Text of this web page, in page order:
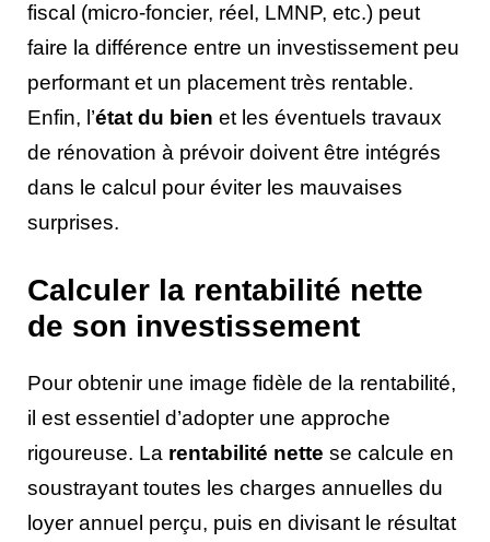
fiscal (micro-foncier, réel, LMNP, etc.) peut
faire la différence entre un investissement peu
performant et un placement très rentable.
Enfin, l’état du bien et les éventuels travaux
de rénovation à prévoir doivent être intégrés
dans le calcul pour éviter les mauvaises
surprises.
Calculer la rentabilité nette
de son investissement
Pour obtenir une image fidèle de la rentabilité,
il est essentiel d’adopter une approche
rigoureuse. La rentabilité nette se calcule en
soustrayant toutes les charges annuelles du
loyer annuel perçu, puis en divisant le résultat